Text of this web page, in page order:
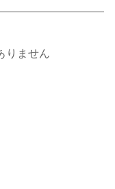
りません